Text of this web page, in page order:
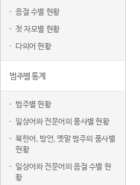
음절 수별 현황
첫 자모별 현황
다의어 현황
범주별 통계
범주별 현황
일상어와 전문어의 품사별 현황
북한어, 방언, 옛말 범주의 품사별
현황
일상어와 전문어의 음절 수별 현
황